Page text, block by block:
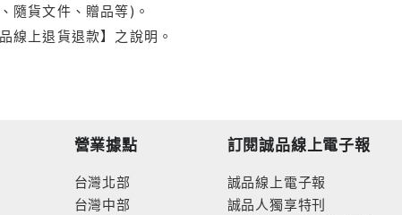
隨貨文件、贈品等)。
上退貨退款】之說明。
營業據點
台灣北部
台灣中部
訂閱誠品線上電子報
誠品線上電子報
誠品人獨享特刊